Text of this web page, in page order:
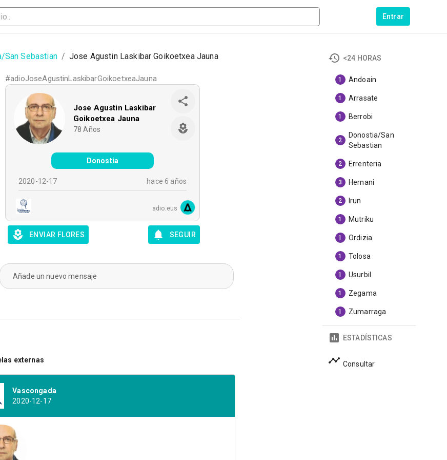
Entrar
San Sebastian / Jose Agustin Laskibar Goikoetxea Jauna
#adioJoseAgustinLaskibarGoikoetxeaJauna
Jose Agustin Laskibar
Goikoetxea Jauna
78 Años
Donostia
2020-12-17 hace 6 años
adio.eus
ENVIAR FLORES SEGUIR
Añade un nuevo mensaje
externas
Vascongada
2020-12-17
<24 HORAS
1 Andoain
1 Arrasate
1 Berrobi
2
Donostia/San
Sebastian
2 Errenteria
3 Hernani
2 Irun
1 Mutriku
1 Ordizia
1 Tolosa
1 Usurbil
1 Zegama
1 Zumarraga
ESTADÍSTICAS
Consultar